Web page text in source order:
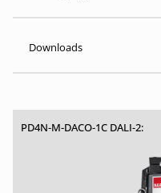
Downloads